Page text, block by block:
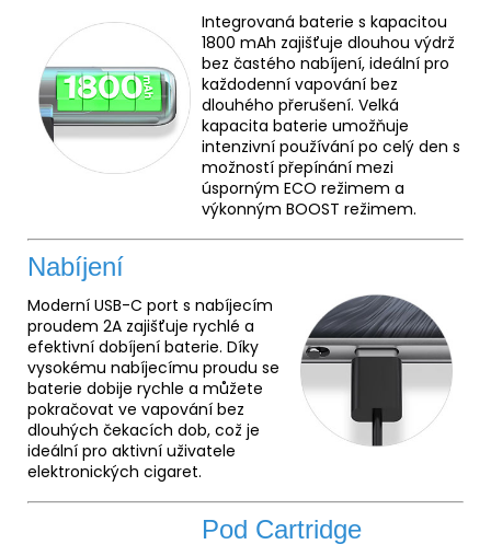
Integrovaná baterie s kapacitou
1800 mAh zajišťuje dlouhou výdrž
bez častého nabíjení, ideální pro
každodenní vapování bez
dlouhého přerušení. Velká
kapacita baterie umožňuje
intenzivní používání po celý den s
možností přepínání mezi
úsporným ECO režimem a
výkonným BOOST režimem.
Nabíjení
Moderní USB-C port s nabíjecím
proudem 2A zajišťuje rychlé a
efektivní dobíjení baterie. Díky
vysokému nabíjecímu proudu se
baterie dobije rychle a můžete
pokračovat ve vapování bez
dlouhých čekacích dob, což je
ideální pro aktivní uživatele
elektronických cigaret.
Pod Cartridge